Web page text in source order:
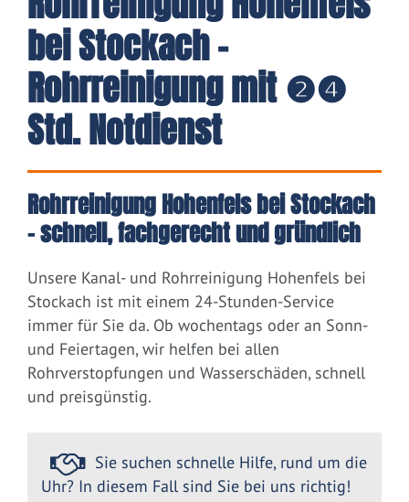
bei Stockach -
Rohrreinigung mit ❷❹
Std. Notdienst
Rohrreinigung Hohenfels bei Stockach
– schnell, fachgerecht und gründlich
Unsere Kanal- und Rohrreinigung Hohenfels bei
Stockach ist mit einem 24-Stunden-Service
immer für Sie da. Ob wochentags oder an Sonn-
und Feiertagen, wir helfen bei allen
Rohrverstopfungen und Wasserschäden, schnell
und preisgünstig.
Sie suchen schnelle Hilfe, rund um die
Uhr? In diesem Fall sind Sie bei uns richtig!